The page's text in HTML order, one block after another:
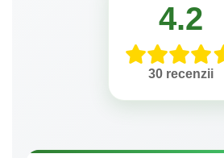
4.2
30 recenzii